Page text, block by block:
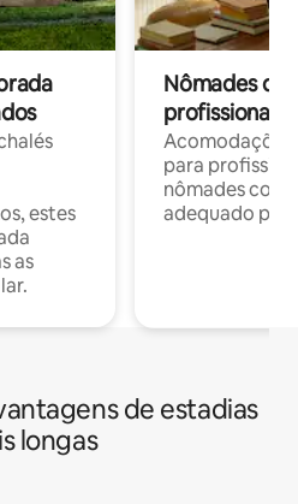
estes
as
Nômades
profissionais
para
nômades com
adequado
de estadias
longas